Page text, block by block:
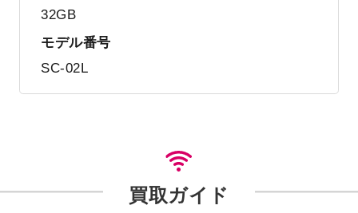
32GB
モデル番号
SC-02L
買取ガイド